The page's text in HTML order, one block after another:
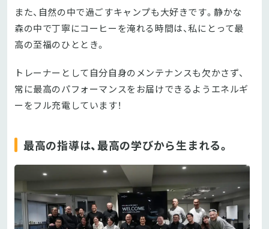
また、自然の中で過ごすキャンプも大好きです。静かな
森の中で丁寧にコーヒーを淹れる時間は、私にとって最
高の至福のひととき。
トレーナーとして自分自身のメンテナンスも欠かさず、
常に最高のパフォーマンスをお届けできるようエネルギ
ーをフル充電しています！
最高の指導は、最高の学びから生まれる。